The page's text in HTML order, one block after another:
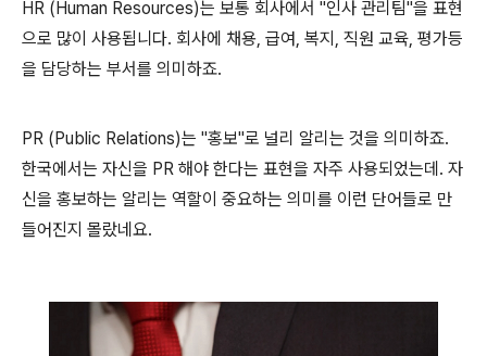
HR (Human Resources)는 보통 회사에서 "인사 관리팀"을 표현
으로 많이 사용됩니다. 회사에 채용, 급여, 복지, 직원 교육, 평가등
을 담당하는 부서를 의미하죠.
PR (Public Relations)는 "홍보"로 널리 알리는 것을 의미하죠.
한국에서는 자신을 PR 해야 한다는 표현을 자주 사용되었는데. 자
신을 홍보하는 알리는 역할이 중요하는 의미를 이런 단어들로 만
들어진지 몰랐네요.